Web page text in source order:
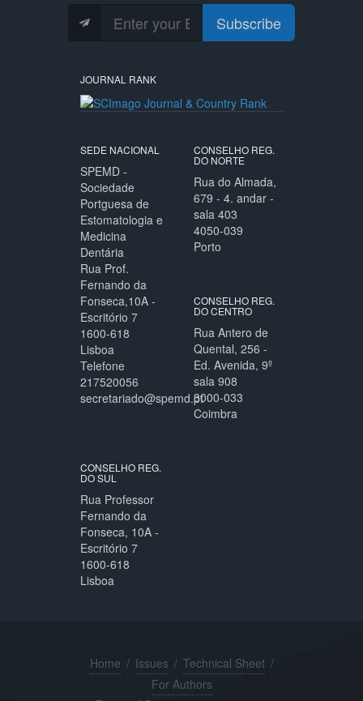
Subscribe
JOURNAL RANK
SEDE NACIONAL
SPEMD -
Sociedade
Portguesa de
Estomatologia e
Medicina
Dentária
Rua Prof.
Fernando da
Fonseca,10A -
Escritório 7
1600-618
Lisboa
Telefone
217520056
secretariado@spemd.pt
CONSELHO REG.
DO NORTE
Rua do Almada,
679 - 4. andar -
sala 403
4050-039
Porto
CONSELHO REG.
DO CENTRO
Rua Antero de
Quental, 256 -
Ed. Avenida, 9º
sala 908
3000-033
Coimbra
CONSELHO REG.
DO SUL
Rua Professor
Fernando da
Fonseca, 10A -
Escritório 7
1600-618
Lisboa
Home / Issues / Technical Sheet /
For Authors